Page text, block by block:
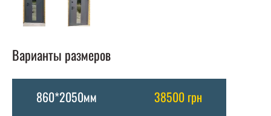
Варианты размеров
860*2050мм
38500 грн